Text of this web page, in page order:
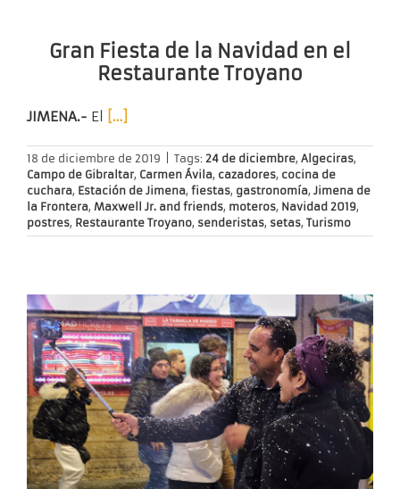
Gran Fiesta de la Navidad en el
Restaurante Troyano
JIMENA.- El […]
18 de diciembre de 2019 Tags: 24 de diciembre, Algeciras,
Campo de Gibraltar, Carmen Ávila, cazadores, cocina de
cuchara, Estación de Jimena, fiestas, gastronomía, Jimena de
la Frontera, Maxwell Jr. and friends, moteros, Navidad 2019,
postres, Restaurante Troyano, senderistas, setas, Turismo